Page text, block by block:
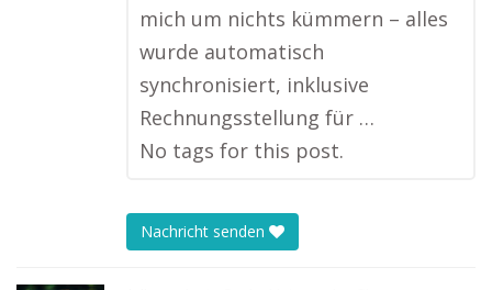
mich um nichts kümmern – alles
wurde automatisch
synchronisiert, inklusive
Rechnungsstellung für …
No tags for this post.
Nachricht senden